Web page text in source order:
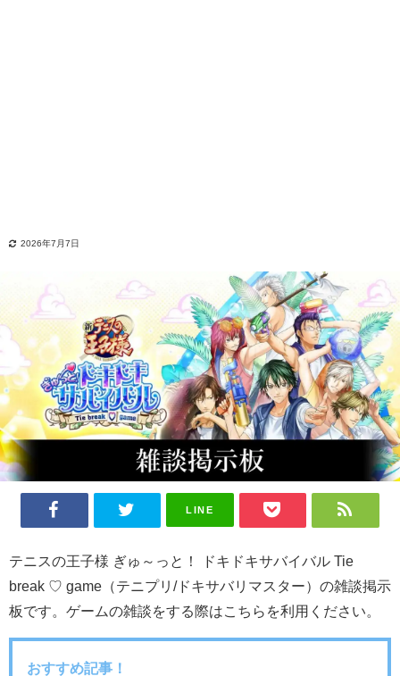
2026年7月7日
LINE
テニスの王子様 ぎゅ～っと！ ドキドキサバイバル Tie
break ♡ game（テニプリ/ドキサバリマスター）の雑談掲示
板です。ゲームの雑談をする際はこちらを利用ください。
おすすめ記事！